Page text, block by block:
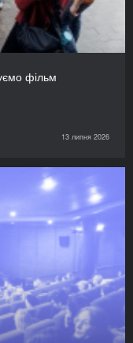
фільм
13 липня 2026